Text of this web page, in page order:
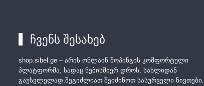
ჩვენს შესახებ
shop.sibel.ge – არის ონლაინ შოპინგის კომფორტული
პლატფორმა, სადაც ნებისმიერ დროს, სახლიდან
გაუსვლელად,შეგიძლიათ შეიძინოთ სასურველი ნივთები,